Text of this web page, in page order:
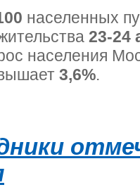
населенных
23-24
населения
3,6%.